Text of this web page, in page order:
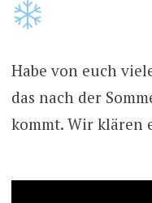
Habe von euch
das nach der
kommt. Wir klären